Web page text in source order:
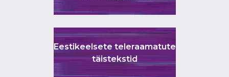
Eestikeelsete teleraamatute
täistekstid